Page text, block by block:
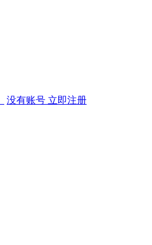
没有账号 立即注册